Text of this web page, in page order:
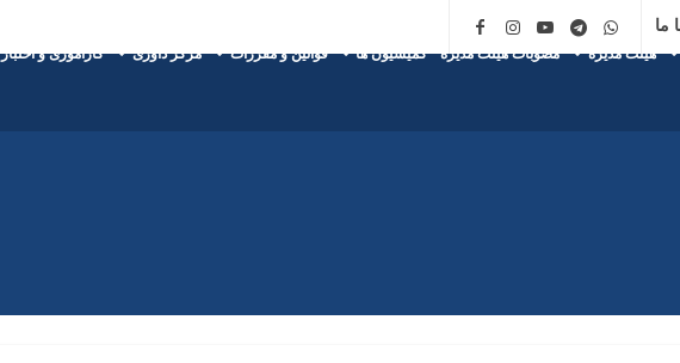
ما
هیئت مدیره مصوبات هیئت مدیره کمیسیون ها قوانین و مقررات مرکز داوری کارآموزی و اختبار